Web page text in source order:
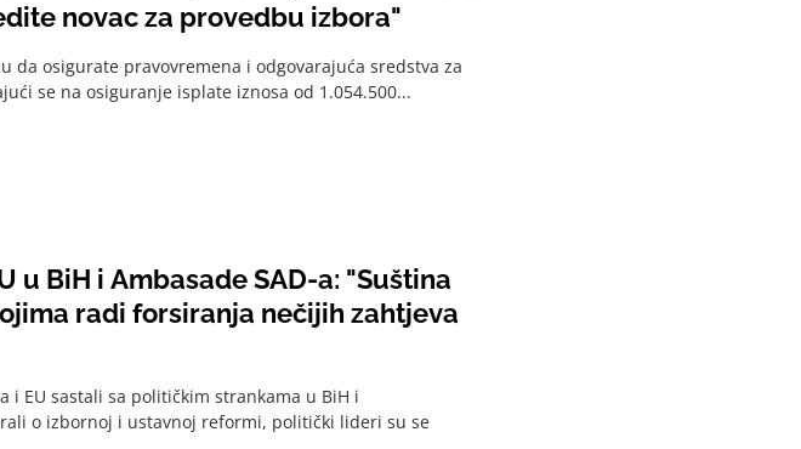
novac za provedbu izbora"
da osigurate pravovremena i odgovarajuća sredstva za
se na osiguranje isplate iznosa od 1.054.500...
u BiH i Ambasade SAD-a: "Suština
radi forsiranja nečijih zahtjeva
i EU sastali sa političkim strankama u BiH i
o izbornoj i ustavnoj reformi, politički lideri su se